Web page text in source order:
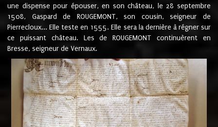
une dispense pour épouser, en son château, le 28 septembre
1508, Gaspard de ROUGEMONT, son cousin, seigneur de
Pierrecloux... Elle teste en 1555. Elle sera la dernière à régner sur
ce puissant château. Les de ROUGEMONT continuèrent en
Bresse, seigneur de Vernaux.